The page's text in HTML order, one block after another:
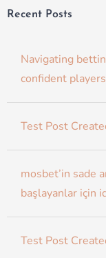
Recent Posts
Navigating
confident players
Test Post
mosbet’in sade
başlayanlar için
Test Post